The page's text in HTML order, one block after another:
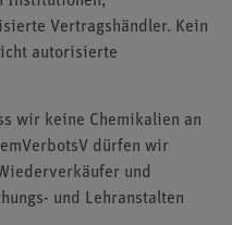
Vertragshändler. Kein
autorisierte
wir keine Chemikalien an
dürfen wir
und
und Lehranstalten